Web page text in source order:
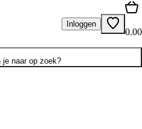
Inloggen
0.00
je naar op zoek?